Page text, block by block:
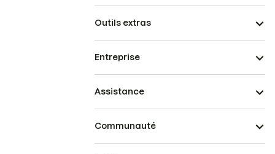
Outils extras
Entreprise
Assistance
Communauté